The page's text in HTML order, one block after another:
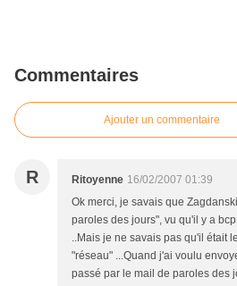
Commentaires
Ajouter un commentaire
R Ritoyenne 16/02/2007 01:39
Ok merci, je savais que
paroles des jours", vu qu'il y a
..Mais je ne savais pas qu'il était
"réseau" ...Quand j'ai voulu
passé par le mail de paroles des